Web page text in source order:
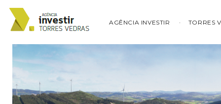
AGÊNCIA INVESTIR TORRES